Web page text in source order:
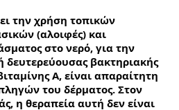
την χρήση τοπικών
(αλοιφές) και
στο νερό, για την
δευτερεύουσας βακτηριακής
Α, είναι απαραίτητη
του δέρματος. Στον
η θεραπεία αυτή δεν είναι